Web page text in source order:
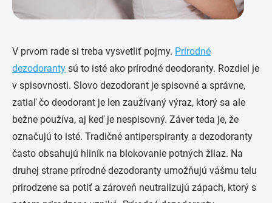
V prvom rade si treba vysvetliť pojmy. Prírodné
dezodoranty sú to isté ako prírodné deodoranty. Rozdiel je
v spisovnosti. Slovo dezodorant je spisovné a správne,
zatiaľ čo deodorant je len zaužívaný výraz, ktorý sa ale
bežne používa, aj keď je nespisovný. Záver teda je, že
označujú to isté. Tradičné antiperspiranty a dezodoranty
často obsahujú hliník na blokovanie potných žliaz. Na
druhej strane prírodné dezodoranty umožňujú vášmu telu
prirodzene sa potiť a zároveň neutralizujú zápach, ktorý s